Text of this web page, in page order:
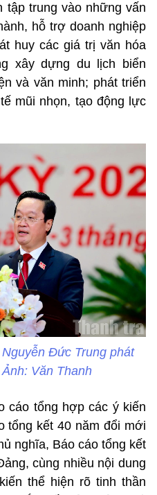
tập trung vào những vấn
hỗ trợ doanh nghiệp
huy các giá trị văn hóa
xây dựng du lịch biển
và văn minh; phát triển
mũi nhọn, tạo động lực
Đức Trung phát
Văn Thanh
cáo tổng hợp các ý kiến
tổng kết 40 năm đổi mới
nghĩa, Báo cáo tổng kết
cùng nhiều nội dung
thể hiện rõ tinh thần